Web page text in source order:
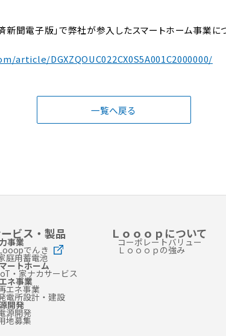
新聞電子版」で弊社が参入したスマートホーム事業に
article/DGXZQOUC022CX0S5A001C2000000/
一覧へ戻る
ビス・製品
事業
でんき
庭用蓄電池
ートホーム
・家ナカサービス
ネ事業
エネ事業
電所設計・建設
開発
源開発
地募集
Ｌｏｏｏｐについて
コーポレートバリュー
Ｌｏｏｏｐの強み